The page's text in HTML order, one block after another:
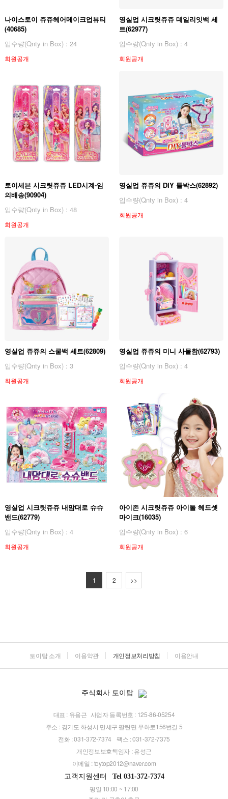
나이스토이 쥬쥬헤어메이크업뷰티
(40685)
입수량(Qnty in Box) : 24
회원공개
영실업 시크릿쥬쥬 데일리잇백 세
트(62977)
입수량(Qnty in Box) : 4
회원공개
토이세븐 시크릿쥬쥬 LED시계-임
의배송(90904)
입수량(Qnty in Box) : 48
회원공개
영실업 쥬쥬의 DIY 툴박스(62892)
입수량(Qnty in Box) : 4
회원공개
영실업 쥬쥬의 스쿨백 세트(62809)
입수량(Qnty in Box) : 3
회원공개
영실업 쥬쥬의 미니 사물함(62793)
입수량(Qnty in Box) : 4
회원공개
영실업 시크릿쥬쥬 내맘대로 슈슈
밴드(62779)
입수량(Qnty in Box) : 4
회원공개
아이존 시크릿쥬쥬 아이돌 헤드셋
마이크(16035)
입수량(Qnty in Box) : 6
회원공개
1 2 >>
토이탑 소개 이용약관 개인정보처리방침 이용안내
주식회사 토이탑
대표 : 유용근 사업자 등록번호 : 125-86-05254
주소 : 경기도 화성시 만세구 팔탄면 무하로156번길 5
전화 : 031-372-7374
팩스 : 031-372-7375
개인정보보호책임자 : 유성근
이메일 :toytop2012@naver.com
고객지원센터 Tel 031-372-7374
평일 10:00 ~ 17:00